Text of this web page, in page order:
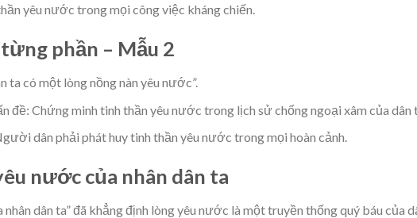
yêu nước trong mọi công việc kháng chiến.
phần – Mẫu 2
ta có một lòng nồng nàn yêu nước”.
đề: Chứng minh tinh thần yêu nước trong lịch sử chống ngoại xâm của dân
dân phải phát huy tinh thần yêu nước trong mọi hoàn cảnh.
nước của nhân dân ta
dân ta” đã khẳng định lòng yêu nước là một truyền thống quý báu của